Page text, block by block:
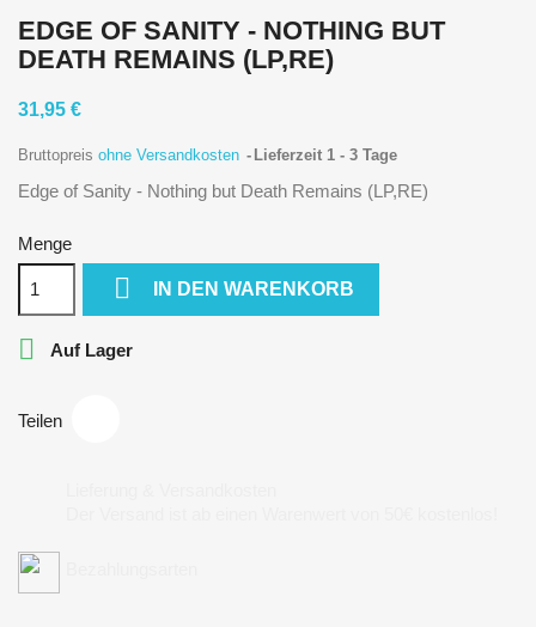
EDGE OF SANITY - NOTHING BUT
DEATH REMAINS (LP,RE)
31,95 €
Bruttopreis ohne Versandkosten Lieferzeit 1 - 3 Tage
Edge of Sanity - Nothing but Death Remains (LP,RE)
Menge
 IN DEN WARENKORB
 Auf Lager
Teilen